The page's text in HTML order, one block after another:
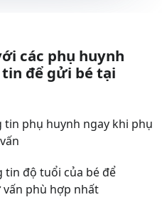
các phụ huynh
để gửi bé tại
phụ huynh ngay khi phụ
độ tuổi của bé để
phù hợp nhất